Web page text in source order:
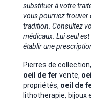
substituer à votre
vous pourriez trouver
tradition. Consultez
médicaux. Lui seul
établir une
Pierres de
oeil de fer vente,
propriétés, oeil de
lithotherapie, bijoux